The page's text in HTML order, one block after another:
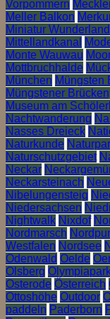
Vorpommern
Meller Balkon
Miniatur Wunderland
Mittellandkanal
Monte Wauwau
Mottbruchhalde
München Müngsten
Müngstener
Museum am
Nachtwanderung
Nasses Dreieck
Naturkunde
Naturschutzgebiet
Neckar
Neckarsteinach
Nibelungensteig
Niedersachsen
Nightwalk Nixdof
Nordmarsch
Westfalen Nordsee
Odenwald Oelde
Olsberg
Osterode Österreich
Ottoshöhe Outdoor
paddeln Paderborn